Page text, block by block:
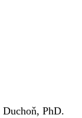
PhD.